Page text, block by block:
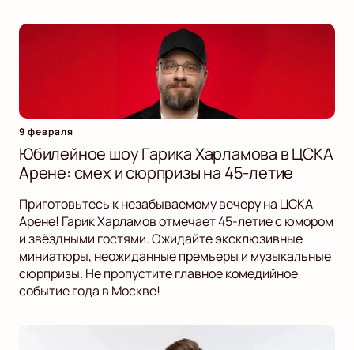
9 февраля
Юбилейное шоу Гарика Харламова в ЦСКА
Арене: смех и сюрпризы на 45-летие
Приготовьтесь к незабываемому вечеру на ЦСКА
Арене! Гарик Харламов отмечает 45-летие с юмором
и звёздными гостями. Ожидайте эксклюзивные
миниатюры, неожиданные премьеры и музыкальные
сюрпризы. Не пропустите главное комедийное
событие года в Москве!